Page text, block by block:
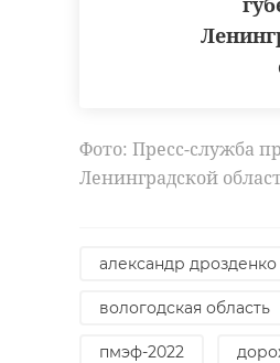
Фото: Пресс-служба
Ленинградской
александр дрозденко
вологодская область
пмэф-2022
строительство
Поделиться статьей:
РЕКОМЕНДУЕМ
Фото: Администрация
невский пяточок
великая
памятник